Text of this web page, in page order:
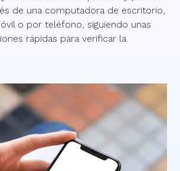
de una computadora de escritorio,
o por teléfono, siguiendo unas
rápidas para verificar la